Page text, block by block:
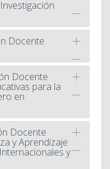
Docente
Docente
para la
en
Docente
y Aprendizaje
y